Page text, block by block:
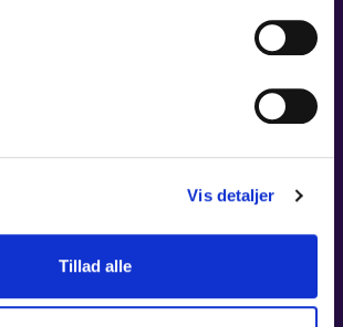
Vis detaljer
Tillad alle
Odense Koncerthus
4.